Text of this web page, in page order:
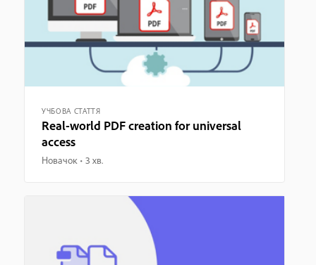
УЧБОВА СТАТТЯ
Real-world PDF creation for universal
access
Новачок 3 хв.